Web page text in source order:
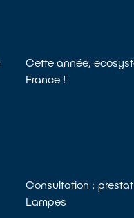
Cette année,
France !
Consultation :
Lampes